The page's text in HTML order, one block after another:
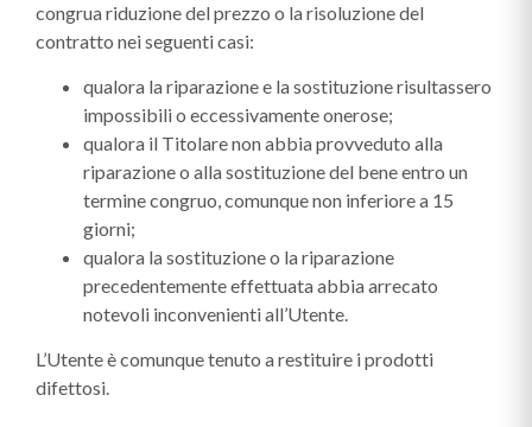
congrua riduzione del prezzo o la risoluzione del
contratto nei seguenti casi:
qualora la riparazione e la sostituzione risultassero
impossibili o eccessivamente onerose;
qualora il Titolare non abbia provveduto alla
riparazione o alla sostituzione del bene entro un
termine congruo, comunque non inferiore a 15
giorni;
qualora la sostituzione o la riparazione
precedentemente effettuata abbia arrecato
notevoli inconvenienti all’Utente.
L’Utente è comunque tenuto a restituire i prodotti
difettosi.